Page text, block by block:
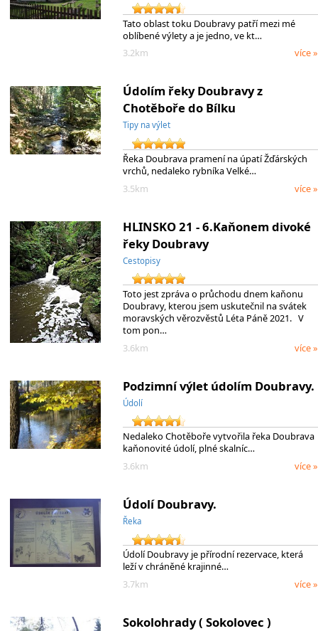
Tato oblast toku Doubravy patří mezi mé
oblíbené výlety a je jedno, ve kt…
3.2km
více »
Údolím řeky Doubravy z
Chotěboře do Bílku
Tipy na výlet
Řeka Doubrava pramení na úpatí Žďárských
vrchů, nedaleko rybníka Velké…
3.5km
více »
HLINSKO 21 - 6.Kaňonem divoké
řeky Doubravy
Cestopisy
Toto jest zpráva o průchodu dnem kaňonu
Doubravy, kterou jsem uskutečnil na svátek
moravských věrozvěstů Léta Páně 2021. V
tom pon…
3.6km
více »
Podzimní výlet údolím Doubravy.
Údolí
Nedaleko Chotěboře vytvořila řeka Doubrava
kaňonovité údolí, plné skalníc…
3.6km
více »
Údolí Doubravy.
Řeka
Údolí Doubravy je přírodní rezervace, která
leží v chráněné krajinné…
3.7km
více »
Sokolohrady ( Sokolovec )